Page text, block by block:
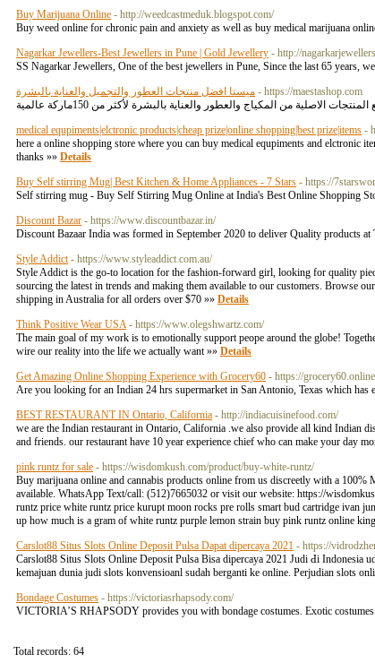
Buy Marijuana Online - http://weedcastmeduk.blogspot.com/
Buy weed online for chronic pain and anxiety as well as buy medical marijuana
Nagarkar Jewellers-Best Jewellers in Pune | Gold Jewellery - http://
SS Nagarkar Jewellers, One of the best jewellers in Pune, Since the last 65 years,
ميستا افضل منتجات العطور والتجميل والعناية بالبشرة - https://maestashop.com
medical equpiments|elctronic products|cheap prize|online shopping|best prize|items -
here a online shopping store where you can buy medical equpiments and elctronic
thanks »» Details
Buy Self stirring Mug| Best Kitchen & Home Appliances - 7 Stars - https://
Self stirring mug - Buy Self Stirring Mug Online at India's Best Online Shopping
Discount Bazar - https://www.discountbazar.in/
Discount Bazaar India was formed in September 2020 to deliver Quality products
Style Addict - https://www.styleaddict.com.au/
Style Addict is the go-to location for the fashion-forward girl, looking for quality
sourcing the latest in trends and making them available to our customers. Browse
shipping in Australia for all orders over $70 »» Details
Think Positive Wear USA - https://www.olegshwartz.com/
The main goal of my work is to emotionally support peope around the globe!
wire our reality into the life we actually want »» Details
Get Amazing Online Shopping Experience with Grocery60 - https://
Are you looking for an Indian 24 hrs supermarket in San Antonio, Texas which
BEST RESTAURANT IN Ontario, California - http://indiacuisinefood.com/
we are the Indian restaurant in Ontario, California .we also provide all kind Indian
and friends. our restaurant have 10 year experience chief who can make your day
pink runtz for sale - https://wisdomkush.com/product/buy-white-runtz/
Buy marijuana online and cannabis products online from us discreetly with a 100%
available. WhatsApp Text/call: (512)7665032 or visit our website: https://
runtz price white runtz price kurupt moon rocks pre rolls smart bud cartridge ivan
up how much is a gram of white runtz purple lemon strain buy pink runtz online
Carslot88 Situs Slots Online Deposit Pulsa Dapat dipercaya 2021 - https://
Carslot88 Situs Slots Online Deposit Pulsa Bisa dipercaya 2021 Judi Ԁi Indonesia
kemajuan dunia judi slots konvensioanl sudah berganti ke online. Perjudian slots
Bondage Costumes - https://victoriasrhapsody.com/
VICTORIA’S RHAPSODY provides you with bondage costumes. Exotic
Total records: 64